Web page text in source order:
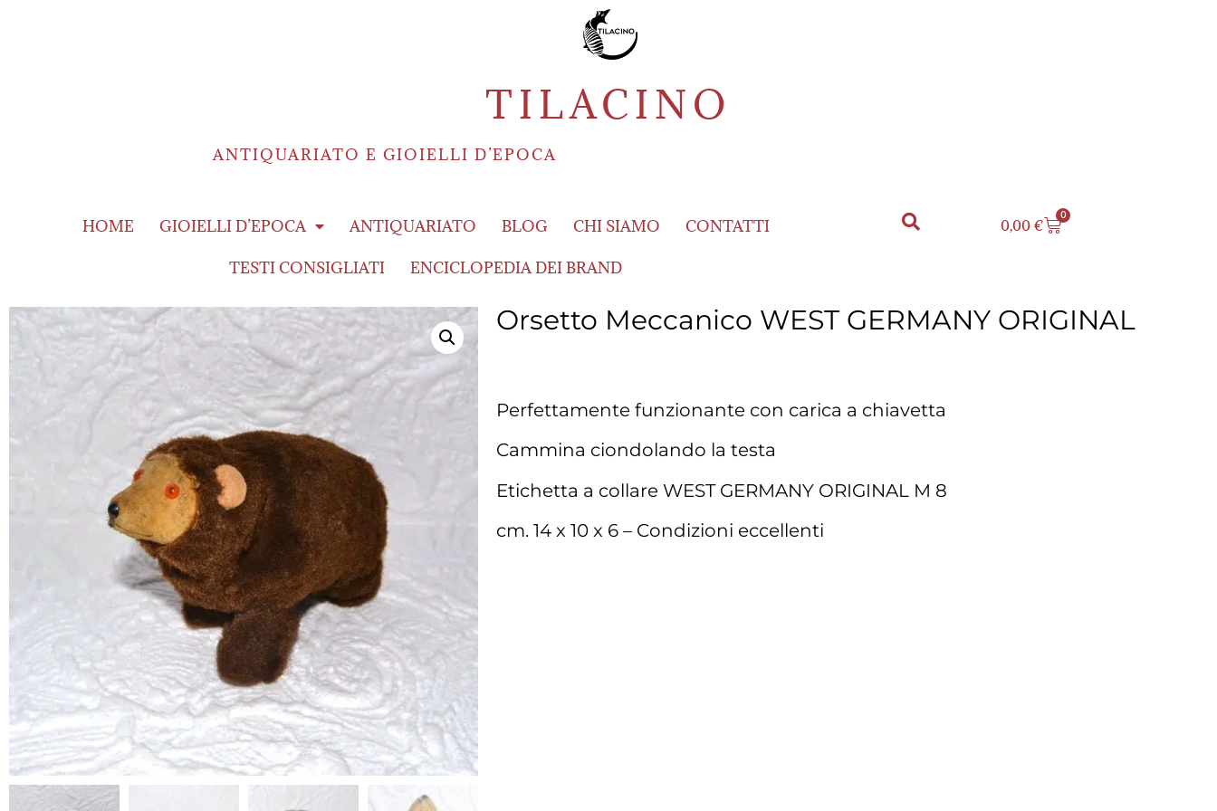
TILACINO
ANTIQUARIATO E GIOIELLI D’EPOCA
HOME GIOIELLI D’EPOCA ANTIQUARIATO BLOG CHI SIAMO CONTATTI
TESTI CONSIGLIATI ENCICLOPEDIA DEI BRAND
0,00€
0
Orsetto Meccanico WEST GERMANY ORIGINAL
Perfettamente funzionante con carica a chiavetta
Cammina ciondolando la testa
Etichetta a collare WEST GERMANY ORIGINAL M 8
cm. 14 x 10 x 6 – Condizioni eccellenti